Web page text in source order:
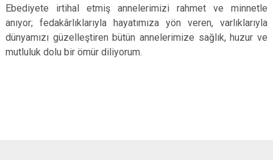
Ebediyete irtihal etmiş annelerimizi rahmet ve minnetle
anıyor; fedakârlıklarıyla hayatımıza yön veren, varlıklarıyla
dünyamızı güzelleştiren bütün annelerimize sağlık, huzur ve
mutluluk dolu bir ömür diliyorum.